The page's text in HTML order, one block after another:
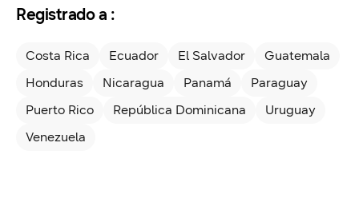
Registrado a :
Costa Rica Ecuador El Salvador
Guatemala
Honduras
Nicaragua Panamá
Paraguay
Puerto Rico
República Dominicana
Uruguay
Venezuela